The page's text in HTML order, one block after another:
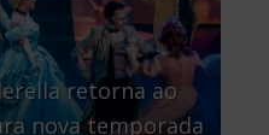
retorna ao
nova temporada